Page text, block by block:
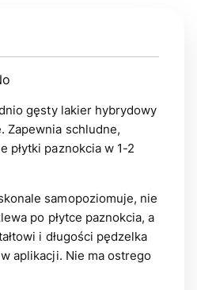
gęsty lakier hybrydowy
Zapewnia schludne,
płytki paznokcia w 1-2
samopoziomuje, nie
po płytce paznokcia, a
i długości pędzelka
aplikacji. Nie ma ostrego